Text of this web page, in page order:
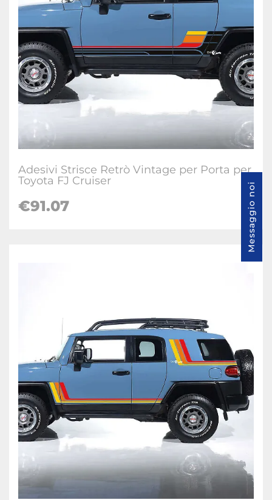
Adesivi Strisce Retrò Vintage per Porta per
Toyota FJ Cruiser
€91.07 Messaggio noi